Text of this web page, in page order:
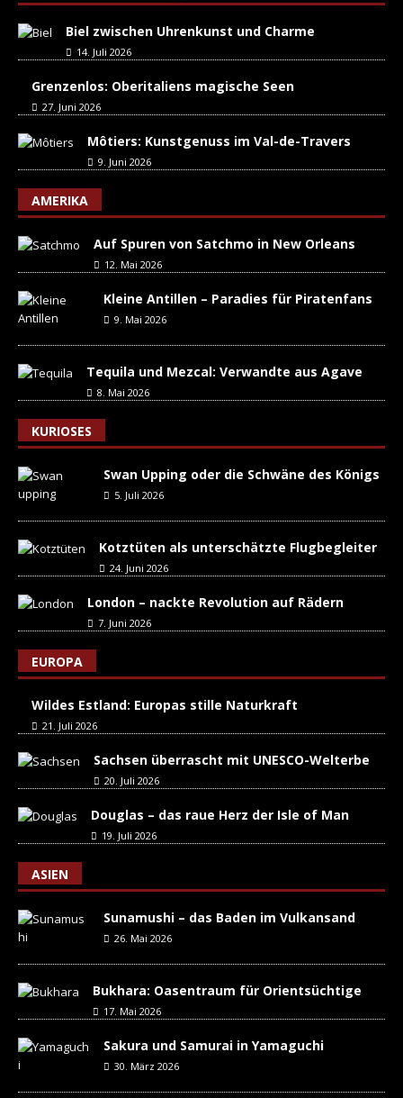
Biel zwischen Uhrenkunst und Charme
14. Juli 2026
Grenzenlos: Oberitaliens magische Seen
27. Juni 2026
Môtiers: Kunstgenuss im Val-de-Travers
9. Juni 2026
AMERIKA
Auf Spuren von Satchmo in New Orleans
12. Mai 2026
Kleine Antillen – Paradies für Piratenfans
9. Mai 2026
Tequila und Mezcal: Verwandte aus Agave
8. Mai 2026
KURIOSES
Swan Upping oder die Schwäne des Königs
5. Juli 2026
Kotztüten als unterschätzte Flugbegleiter
24. Juni 2026
London – nackte Revolution auf Rädern
7. Juni 2026
EUROPA
Wildes Estland: Europas stille Naturkraft
21. Juli 2026
Sachsen überrascht mit UNESCO-Welterbe
20. Juli 2026
Douglas – das raue Herz der Isle of Man
19. Juli 2026
ASIEN
Sunamushi – das Baden im Vulkansand
26. Mai 2026
Bukhara: Oasentraum für Orientsüchtige
17. Mai 2026
Sakura und Samurai in Yamaguchi
30. März 2026